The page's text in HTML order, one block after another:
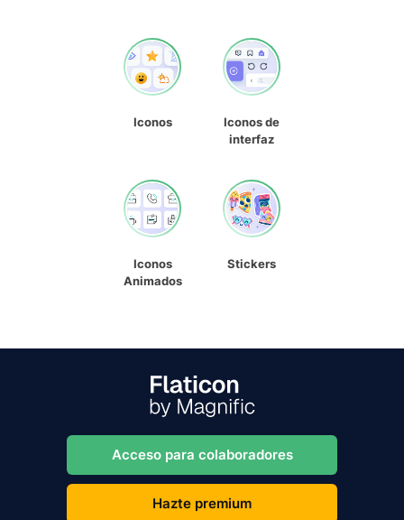
Iconos
Iconos de
interfaz
Iconos
Animados
Stickers
Acceso para colaboradores
Hazte premium